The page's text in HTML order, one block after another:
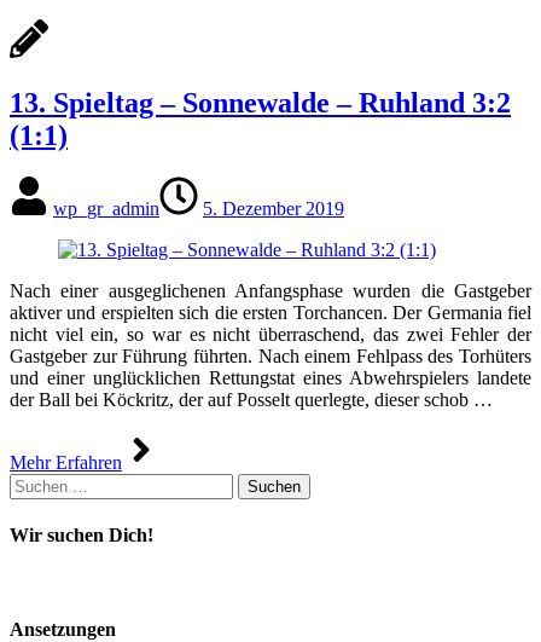
13. Spieltag – Sonnewalde – Ruhland 3:2
(1:1)
wp_gr_admin 5. Dezember 2019
Nach einer ausgeglichenen Anfangsphase wurden die Gastgeber
aktiver und erspielten sich die ersten Torchancen. Der Germania fiel
nicht viel ein, so war es nicht überraschend, das zwei Fehler der
Gastgeber zur Führung führten. Nach einem Fehlpass des Torhüters
und einer unglücklichen Rettungstat eines Abwehrspielers landete
der Ball bei Köckritz, der auf Posselt querlegte, dieser schob …
Mehr Erfahren
Suchen
nach:
Wir suchen Dich!
Ansetzungen